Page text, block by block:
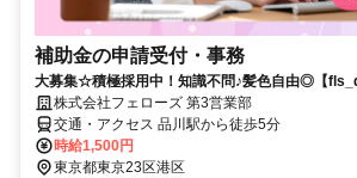
補助金の申請受付・事務
大募集☆積極採用中！知識不問♪髪色自由◎【
株式会社フェローズ 第3営業部
交通・アクセス 品川駅から徒歩5分
時給1,500円
東京都東京23区港区